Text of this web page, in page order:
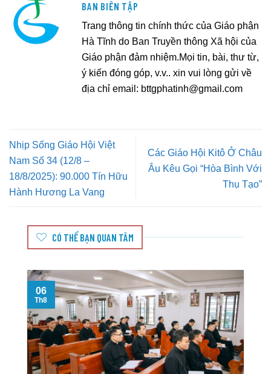
BAN BIÊN TẬP
Trang thông tin chính thức của Giáo phận
Hà Tĩnh do Ban Truyền thông Xã hội của
Giáo phận đảm nhiệm.Mọi tin, bài, thư từ,
ý kiến đóng góp, v.v.. xin vui lòng gửi về
địa chỉ email: bttgphatinh@gmail.com
Nhịp Sống Giáo Hội Việt
Nam Số 34 (12/8 –
18/8/2025): 90.000 Tín Hữu
Hành Hương La Vang
Các Giáo Hội Kitô Ở Châu
Âu Kêu Gọi “Hòa Bình Với
Thụ Tạo”
CÓ THỂ BẠN QUAN TÂM
06
Th8